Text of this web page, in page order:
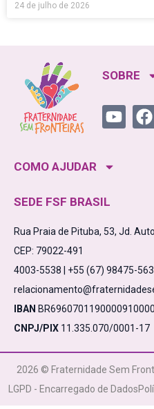
24 de julho de 2026
SOBRE
COMO AJUDAR
SEDE FSF BRASIL
Rua Praia de Pituba, 53, Jd.
CEP: 79022-491
4003-5538 | +55 (67) 98475-
IBAN
CNPJ/PIX 11.335.070/0001-17
2026 © Fraternidade Sem
LGPD - Encarregado de Dados